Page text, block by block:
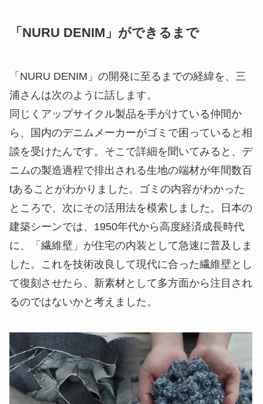
「NURU DENIM」ができるまで
「NURU DENIM」の開発に至るまでの経緯を、三
浦さんは次のように話します。
同じくアップサイクル製品を手がけている仲間か
ら、国内のデニムメーカーがゴミで困っていると相
談を受けたんです。そこで詳細を聞いてみると、 デ
ニムの製造過程で排出される生地の端材が年間数百
tある ことがわかりました。ゴミの内容がわかった
ところで、次にその活用法を模索しました。日本の
建築シーンでは、1950年代から高度経済成長時代
に、「繊維壁」が住宅の内装として急速に普及しま
した。これを技術改良して現代に合った繊維壁とし
て復刻させたら、新素材として多方面から注目され
るのではないかと考えました。